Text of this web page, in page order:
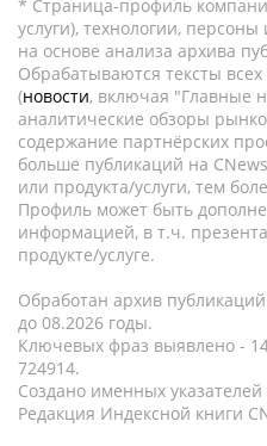
* Страница-профиль
услуги), технологии,
на основе анализа архива
Обрабатываются тексты
(новости, включая "Главные
аналитические обзоры
содержание партнёрских
больше публикаций на
или продукта/услуги, тем
Профиль может быть
информацией, в т.ч.
продукте/услуге.
Обработан архив
до 08.2026 годы.
Ключевых фраз выявлено -
724914.
Создано именных указателей
Редакция Индексной книги